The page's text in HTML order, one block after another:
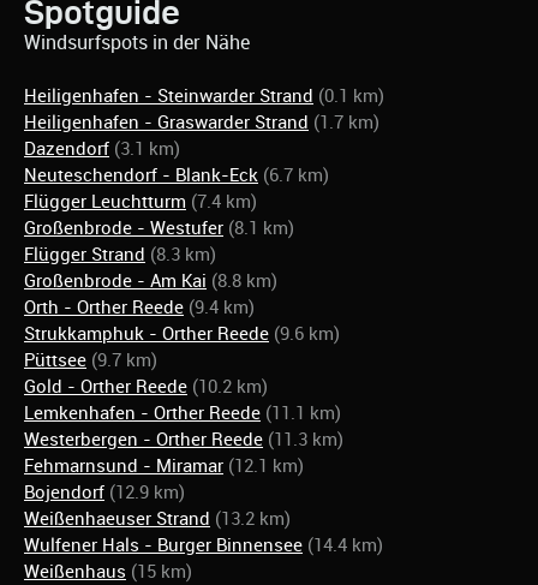
Spotguide
Windsurfspots in der Nähe
Heiligenhafen - Steinwarder Strand (0.1 km)
Heiligenhafen - Graswarder Strand (1.7 km)
Dazendorf (3.1 km)
Neuteschendorf - Blank-Eck (6.7 km)
Flügger Leuchtturm (7.4 km)
Großenbrode - Westufer (8.1 km)
Flügger Strand (8.3 km)
Großenbrode - Am Kai (8.8 km)
Orth - Orther Reede (9.4 km)
Strukkamphuk - Orther Reede (9.6 km)
Püttsee (9.7 km)
Gold - Orther Reede (10.2 km)
Lemkenhafen - Orther Reede (11.1 km)
Westerbergen - Orther Reede (11.3 km)
Fehmarnsund - Miramar (12.1 km)
Bojendorf (12.9 km)
Weißenhaeuser Strand (13.2 km)
Wulfener Hals - Burger Binnensee (14.4 km)
Weißenhaus (15 km)